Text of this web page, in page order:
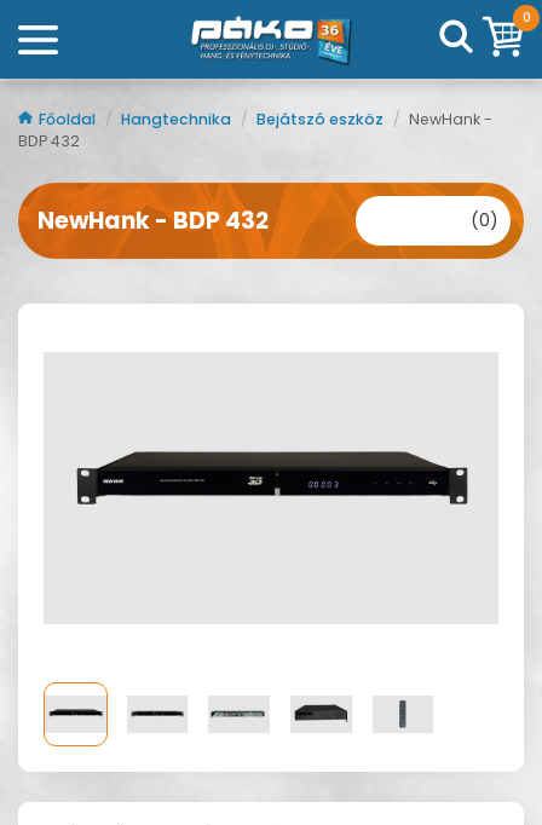
0
Főoldal / Hangtechnika / Bejátszó eszköz / NewHank -
BDP 432
NewHank - BDP 432 (0)